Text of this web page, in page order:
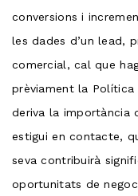
conversions i
les dades d’un lead,
comercial, cal que
prèviament la Política
deriva la importància
estigui en contacte,
seva contribuirà
oportunitats de